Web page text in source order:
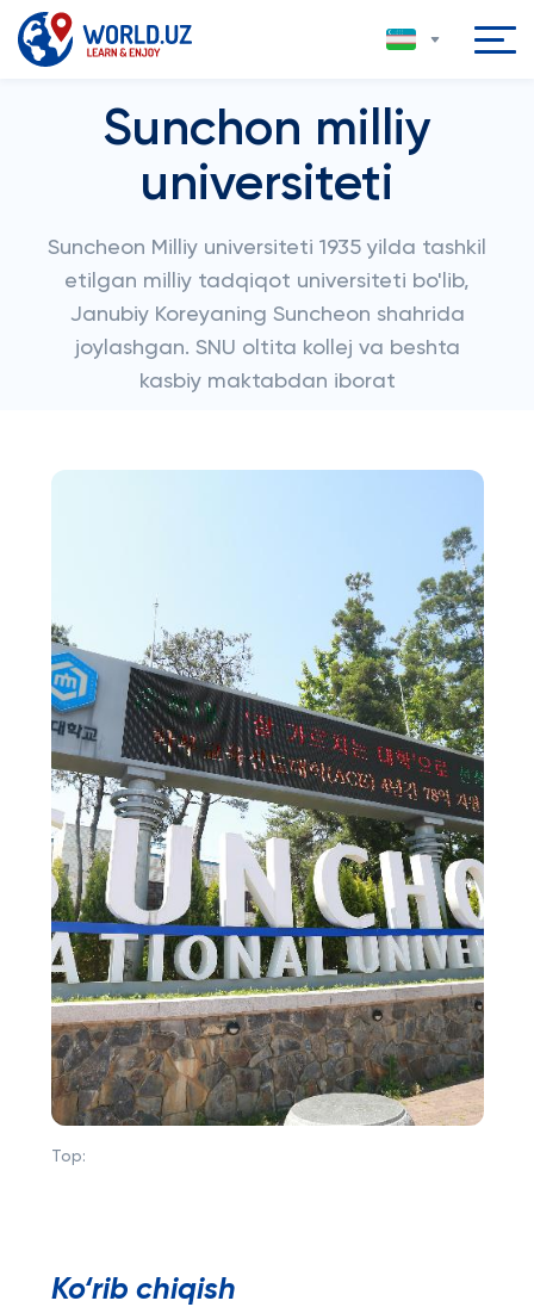
Sunchon milliy
universiteti
Suncheon Milliy universiteti 1935 yilda tashkil
etilgan milliy tadqiqot universiteti bo'lib,
Janubiy Koreyaning Suncheon shahrida
joylashgan. SNU oltita kollej va beshta
kasbiy maktabdan iborat
Top:
Ko‘rib chiqish